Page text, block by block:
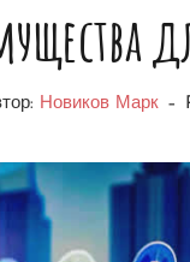
Новиков Марк –